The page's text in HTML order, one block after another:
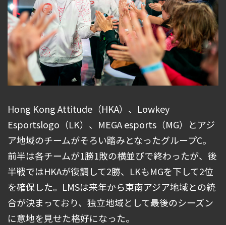
Hong Kong Attitude（HKA）、Lowkey
Esportslogo（LK）、MEGA esports（MG）とアジ
ア地域のチームがそろい踏みとなったグループC。
前半は各チームが1勝1敗の横並びで終わったが、後
半戦ではHKAが復調して2勝、LKもMGを下して2位
を確保した。LMSは来年から東南アジア地域との統
合が決まっており、独立地域として最後のシーズン
に意地を見せた格好になった。